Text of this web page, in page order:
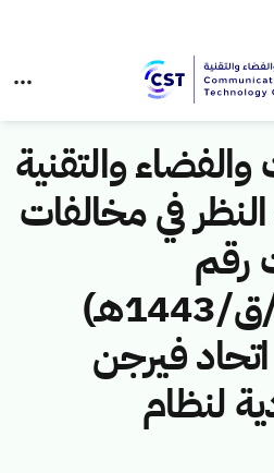
والتقنية
في مخالفات
رقم
(42748974/ق/1443هـ)
فيرجن
لنظام